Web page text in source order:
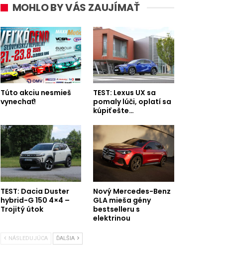
MOHLO BY VÁS ZAUJÍMAŤ
Túto akciu nesmieš
vynechať!
TEST: Lexus UX sa
pomaly lúči, oplatí sa
kúpiť ešte…
TEST: Dacia Duster
hybrid-G 150 4×4 –
Trojitý útok
Nový Mercedes-Benz
GLA mieša gény
bestselleru s
elektrinou
NÁSLEDUJÚCA ĎALŠIA